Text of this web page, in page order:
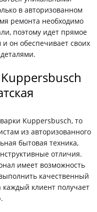
в авторизованном
ремонта необходимо
поэтому идет прямое
он обеспечивает своих
Kuppersbusch, то
из авторизованного
бытовая техника,
отличия.
имеет возможность
качественный
клиент получает